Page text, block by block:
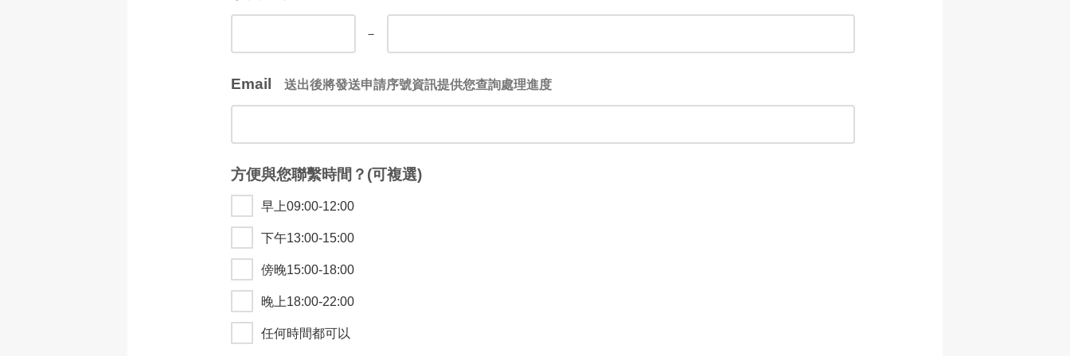
－
Email 送出後將發送申請序號資訊提供您查詢處理進度
方便與您聯繫時間？(可複選)
早上09:00-12:00
下午13:00-15:00
傍晚15:00-18:00
晚上18:00-22:00
任何時間都可以